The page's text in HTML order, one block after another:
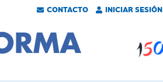
CONTACTO INICIAR SESIÓN